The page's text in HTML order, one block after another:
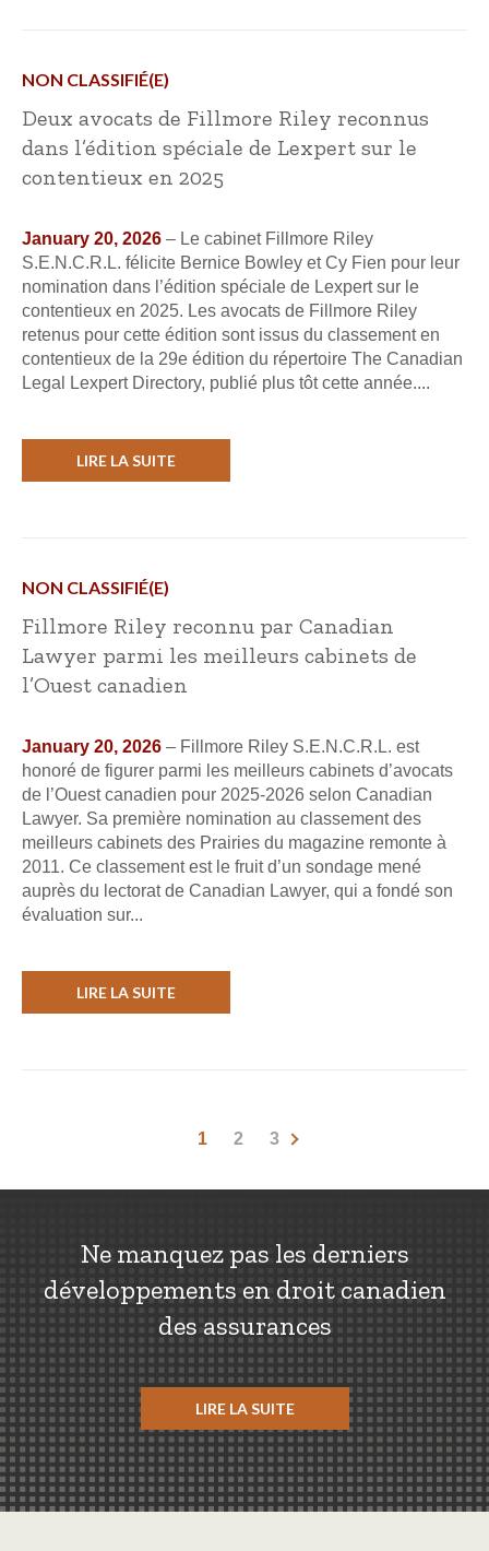
NON CLASSIFIÉ(E)
Deux avocats de Fillmore Riley reconnus
dans l’édition spéciale de Lexpert sur le
contentieux en 2025
January 20, 2026 – Le cabinet Fillmore Riley
S.E.N.C.R.L. félicite Bernice Bowley et Cy Fien pour leur
nomination dans l’édition spéciale de Lexpert sur le
contentieux en 2025. Les avocats de Fillmore Riley
retenus pour cette édition sont issus du classement en
contentieux de la 29e édition du répertoire The Canadian
Legal Lexpert Directory, publié plus tôt cette année....
LIRE LA SUITE
NON CLASSIFIÉ(E)
Fillmore Riley reconnu par Canadian
Lawyer parmi les meilleurs cabinets de
l’Ouest canadien
January 20, 2026 – Fillmore Riley S.E.N.C.R.L. est
honoré de figurer parmi les meilleurs cabinets d’avocats
de l’Ouest canadien pour 2025-2026 selon Canadian
Lawyer. Sa première nomination au classement des
meilleurs cabinets des Prairies du magazine remonte à
2011. Ce classement est le fruit d’un sondage mené
auprès du lectorat de Canadian Lawyer, qui a fondé son
évaluation sur...
LIRE LA SUITE
1 2 3
Ne manquez pas les derniers
développements en droit canadien
des assurances
LIRE LA SUITE